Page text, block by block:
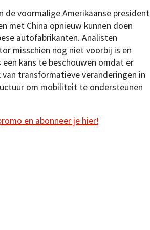
de voormalige Amerikaanse president
met China opnieuw kunnen doen
autofabrikanten. Analisten
misschien nog niet voorbij is en
kans te beschouwen omdat er
van transformatieve veranderingen in
om mobiliteit te ondersteunen
en abonneer je hier!